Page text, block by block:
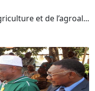
et de l’agroal...